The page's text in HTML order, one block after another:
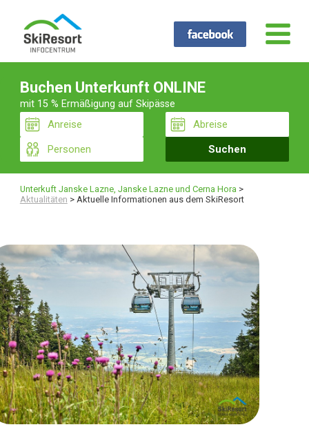
Buchen Unterkunft ONLINE
mit 15 % Ermäßigung auf Skipässe
Unterkuft Janske Lazne, Janske Lazne und Cerna Hora>
Aktualitäten >Aktuelle Informationen aus dem SkiResort